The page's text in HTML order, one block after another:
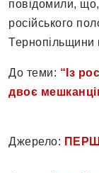
повідомили, що,
російського
Тернопільщини
До теми: “Із
двоє
Джерело: